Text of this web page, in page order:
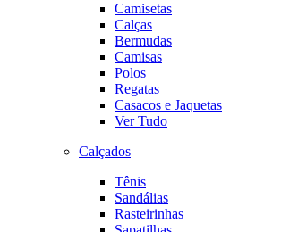
Camisetas
Calças
Bermudas
Camisas
Polos
Regatas
Casacos e Jaquetas
Ver Tudo
Calçados
Tênis
Sandálias
Rasteirinhas